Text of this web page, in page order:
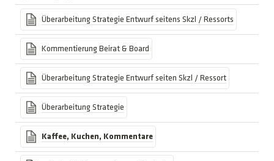
Überarbeitung Strategie Entwurf seitens Skzl / Ressorts
Kommentierung Beirat & Board
Überarbeitung Strategie Entwurf seiten Skzl / Ressort
Überarbeitung Strategie
Kaffee, Kuchen, Kommentare